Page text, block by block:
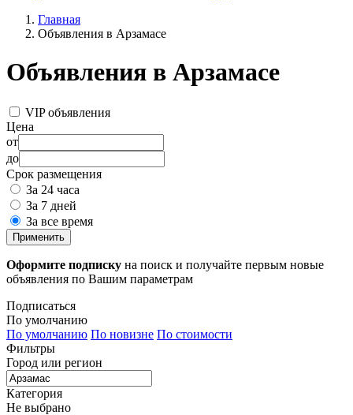
Главная
Объявления в Арзамасе
Объявления в Арзамасе
VIP объявления
Цена
от
до
Срок размещения
За 24 часа
За 7 дней
За все время
Применить
Оформите подписку на поиск и получайте первым новые
объявления по Вашим параметрам
Подписаться
По умолчанию
По умолчанию По новизне По стоимости
Фильтры
Город или регион
Категория
Не выбрано